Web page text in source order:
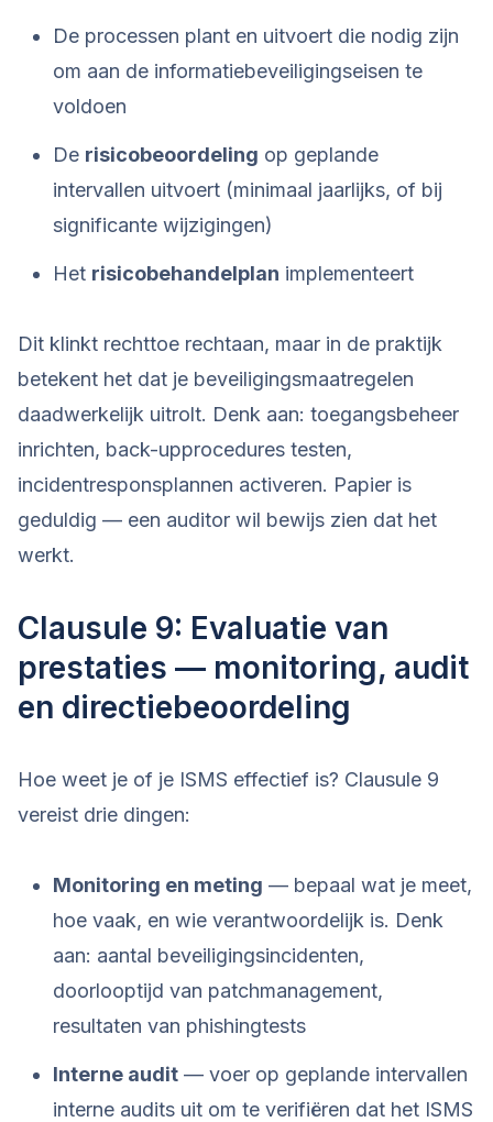
De processen plant en uitvoert die nodig zijn
om aan de informatiebeveiligingseisen te
voldoen
De risicobeoordeling op geplande
intervallen uitvoert (minimaal jaarlijks, of bij
significante wijzigingen)
Het risicobehandelplan implementeert
Dit klinkt rechttoe rechtaan, maar in de praktijk
betekent het dat je beveiligingsmaatregelen
daadwerkelijk uitrolt. Denk aan: toegangsbeheer
inrichten, back-upprocedures testen,
incidentresponsplannen activeren. Papier is
geduldig — een auditor wil bewijs zien dat het
werkt.
Clausule 9: Evaluatie van
prestaties — monitoring, audit
en directiebeoordeling
Hoe weet je of je ISMS effectief is? Clausule 9
vereist drie dingen:
Monitoring en meting — bepaal wat je meet,
hoe vaak, en wie verantwoordelijk is. Denk
aan: aantal beveiligingsincidenten,
doorlooptijd van patchmanagement,
resultaten van phishingtests
Interne audit — voer op geplande intervallen
interne audits uit om te verifiëren dat het ISMS